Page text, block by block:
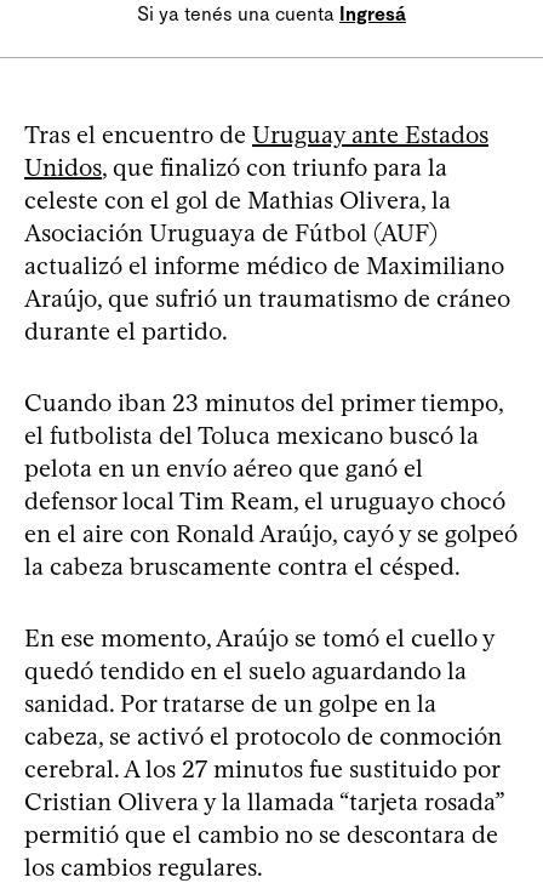
Si ya tenés una cuenta Ingresá
Tras el encuentro de Uruguay ante Estados
Unidos, que finalizó con triunfo para la
celeste con el gol de Mathias Olivera, la
Asociación Uruguaya de Fútbol (AUF)
actualizó el informe médico de Maximiliano
Araújo, que sufrió un traumatismo de cráneo
durante el partido.
Cuando iban 23 minutos del primer tiempo,
el futbolista del Toluca mexicano buscó la
pelota en un envío aéreo que ganó el
defensor local Tim Ream, el uruguayo chocó
en el aire con Ronald Araújo, cayó y se golpeó
la cabeza bruscamente contra el césped.
En ese momento, Araújo se tomó el cuello y
quedó tendido en el suelo aguardando la
sanidad. Por tratarse de un golpe en la
cabeza, se activó el protocolo de conmoción
cerebral. A los 27 minutos fue sustituido por
Cristian Olivera y la llamada “tarjeta rosada”
permitió que el cambio no se descontara de
los cambios regulares.